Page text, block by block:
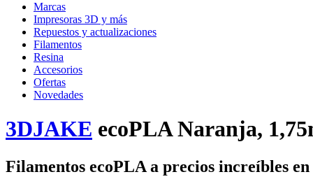
Marcas
Impresoras 3D y más
Repuestos y actualizaciones
Filamentos
Resina
Accesorios
Ofertas
Novedades
3DJAKE ecoPLA Naranja,
Filamentos ecoPLA a precios increíbles